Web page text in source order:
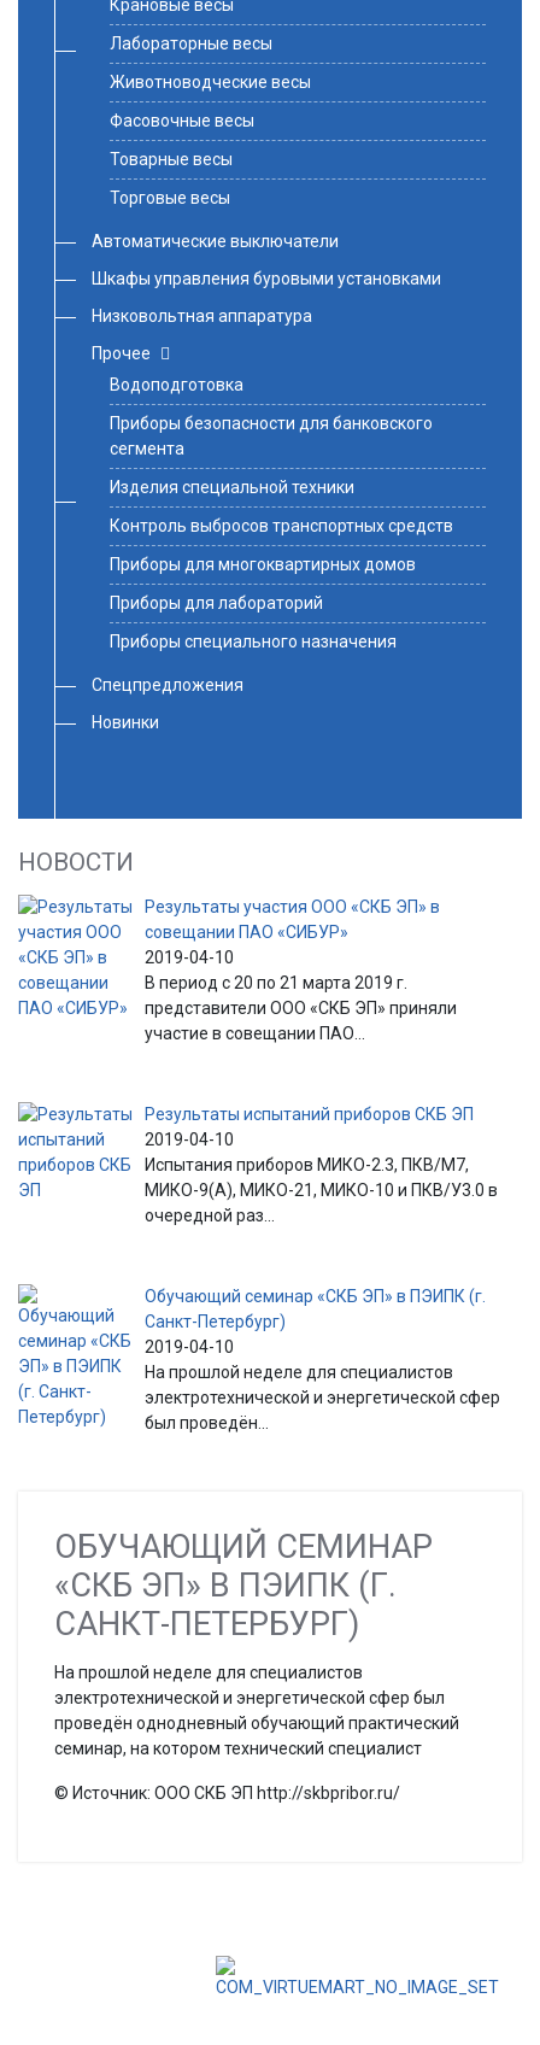
Крановые весы
Лабораторные весы
Животноводческие весы
Фасовочные весы
Товарные весы
Торговые весы
Автоматические выключатели
Шкафы управления буровыми установками
Низковольтная аппаратура
Прочее
Водоподготовка
Приборы безопасности для банковского
сегмента
Изделия специальной техники
Контроль выбросов транспортных средств
Приборы для многоквартирных домов
Приборы для лабораторий
Приборы специального назначения
Спецпредложения
Новинки
НОВОСТИ
Результаты участия ООО «СКБ ЭП» в
совещании ПАО «СИБУР»
2019-04-10
В период с 20 по 21 марта 2019 г.
представители ООО «СКБ ЭП» приняли
участие в совещании ПАО...
Результаты испытаний приборов СКБ ЭП
2019-04-10
Испытания приборов МИКО-2.3, ПКВ/М7,
МИКО-9(А), МИКО-21, МИКО-10 и ПКВ/У3.0 в
очередной раз...
Обучающий семинар «СКБ ЭП» в ПЭИПК (г.
Санкт-Петербург)
2019-04-10
На прошлой неделе для специалистов
электротехнической и энергетической сфер
был проведён...
ОБУЧАЮЩИЙ СЕМИНАР
«СКБ ЭП» В ПЭИПК (Г.
САНКТ-ПЕТЕРБУРГ)
На прошлой неделе для специалистов
электротехнической и энергетической сфер был
проведён однодневный обучающий практический
семинар, на котором технический специалист
© Источник: ООО СКБ ЭП http://skbpribor.ru/